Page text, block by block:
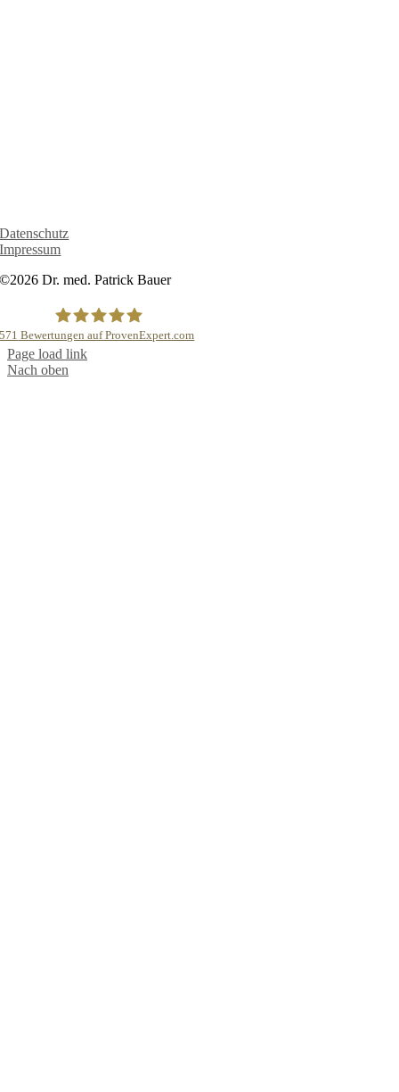
Datenschutz
Impressum
©2026 Dr. med. Patrick Bauer
Dr.med.Patrick Bauer Brustchirurg
571 Bewertungen auf ProvenExpert.com
Page load link
Nach oben